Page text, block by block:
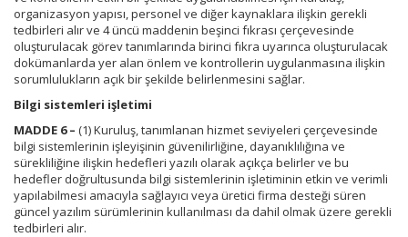
organizasyon yapısı, personel ve diğer kaynaklara ilişkin gerekli
tedbirleri alır ve 4 üncü maddenin beşinci fıkrası çerçevesinde
oluşturulacak görev tanımlarında birinci fıkra uyarınca oluşturulacak
dokümanlarda yer alan önlem ve kontrollerin uygulanmasına ilişkin
sorumlulukların açık bir şekilde belirlenmesini sağlar.
Bilgi sistemleri işletimi
MADDE 6 – (1) Kuruluş, tanımlanan hizmet seviyeleri çerçevesinde
bilgi sistemlerinin işleyişinin güvenilirliğine, dayanıklılığına ve
sürekliliğine ilişkin hedefleri yazılı olarak açıkça belirler ve bu
hedefler doğrultusunda bilgi sistemlerinin işletiminin etkin ve verimli
yapılabilmesi amacıyla sağlayıcı veya üretici firma desteği süren
güncel yazılım sürümlerinin kullanılması da dahil olmak üzere gerekli
tedbirleri alır.